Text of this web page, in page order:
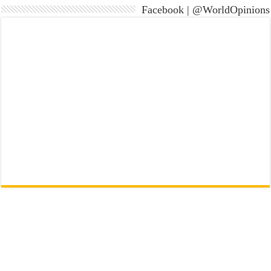
Facebook | @WorldOpinions